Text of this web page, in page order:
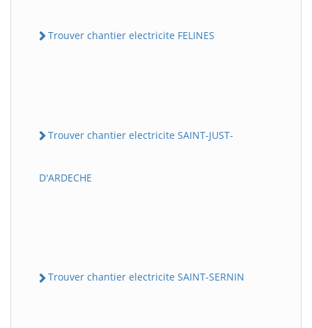
Trouver chantier electricite FELINES
Trouver chantier electricite SAINT-JUST-
D'ARDECHE
Trouver chantier electricite SAINT-SERNIN